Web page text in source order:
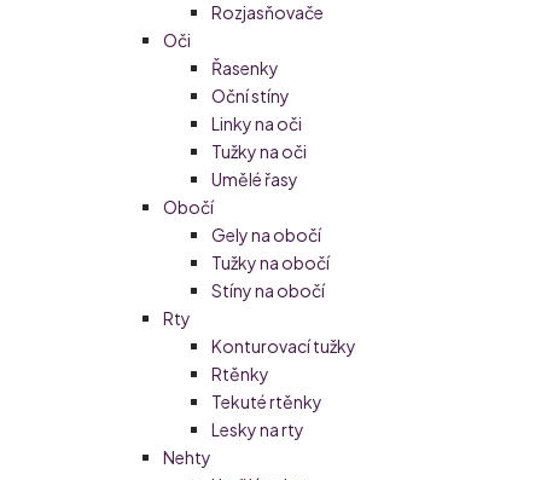
Rozjasňovače
Oči
Řasenky
Oční stíny
Linky na oči
Tužky na oči
Umělé řasy
Obočí
Gely na obočí
Tužky na obočí
Stíny na obočí
Rty
Konturovací tužky
Rtěnky
Tekuté rtěnky
Lesky na rty
Nehty